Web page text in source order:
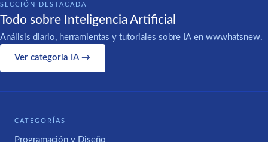
SECCIÓN DESTACADA
Todo sobre Inteligencia Artificial
Análisis diario, herramientas y tutoriales sobre IA en wwwhatsnew.
Ver categoría IA →
CATEGORÍAS
Programación y Diseño